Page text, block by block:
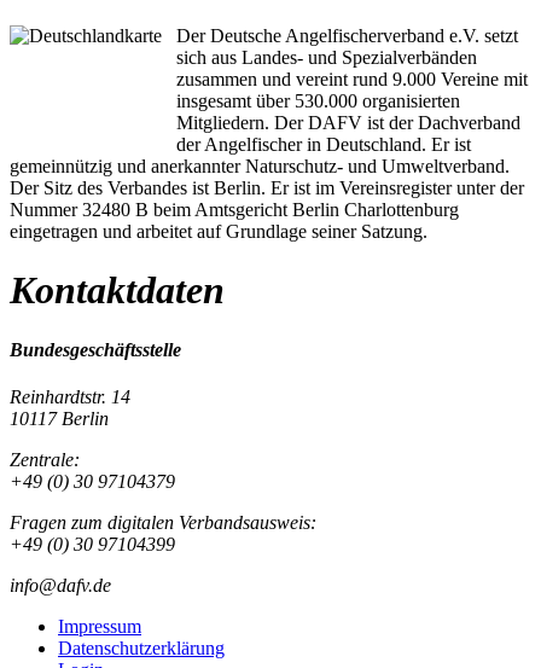
Der Deutsche Angelfischerverband e.V. setzt
sich aus Landes- und Spezialverbänden
zusammen und vereint rund 9.000 Vereine mit
insgesamt über 530.000 organisierten
Mitgliedern. Der DAFV ist der Dachverband
der Angelfischer in Deutschland. Er ist
gemeinnützig und anerkannter Naturschutz- und Umweltverband.
Der Sitz des Verbandes ist Berlin. Er ist im Vereinsregister unter der
Nummer 32480 B beim Amtsgericht Berlin Charlottenburg
eingetragen und arbeitet auf Grundlage seiner Satzung.
Kontaktdaten
Bundesgeschäftsstelle
Reinhardtstr. 14
10117 Berlin
Zentrale:
+49 (0) 30 97104379
Fragen zum digitalen Verbandsausweis:
+49 (0) 30 97104399
info@dafv.de
Impressum
Datenschutzerklärung